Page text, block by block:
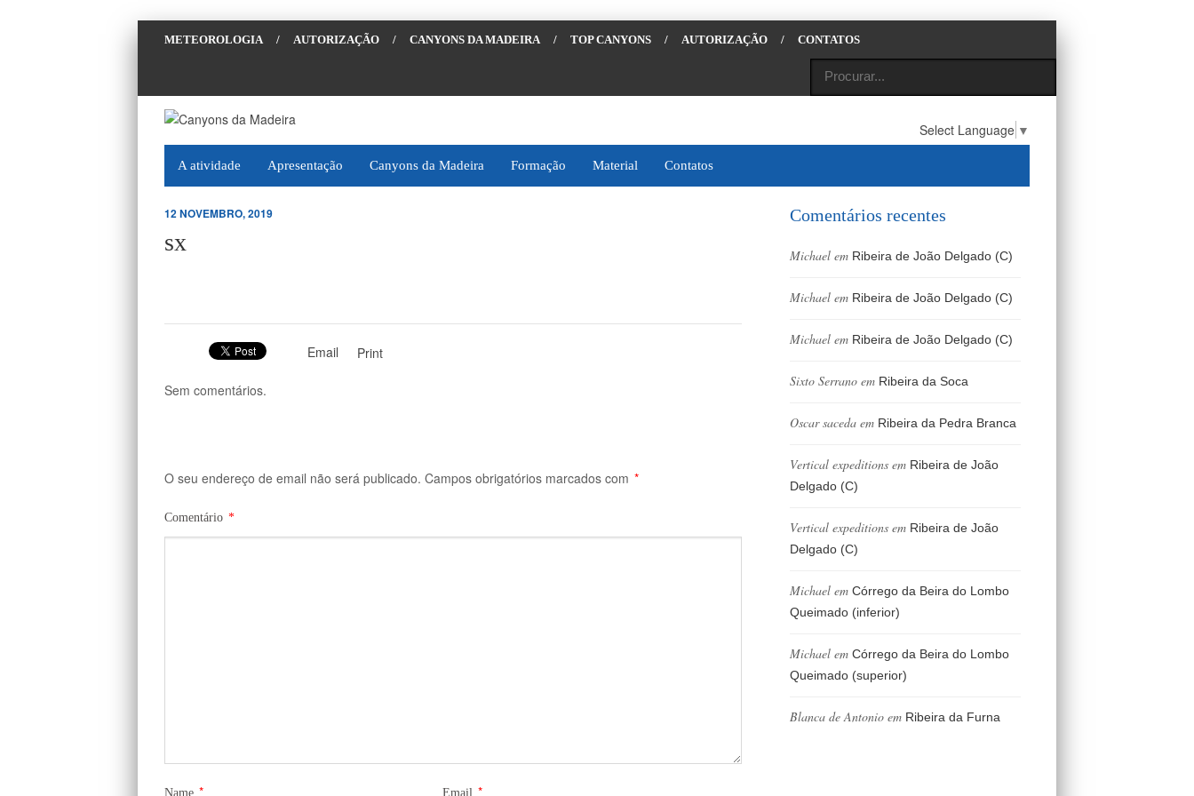
METEOROLOGIA / AUTORIZAÇÃO / CANYONS DA MADEIRA / TOP CANYONS / AUTORIZAÇÃO / CONTATOS
Select Language ▼
A atividade Apresentação Canyons da Madeira Formação Material Contatos
12 NOVEMBRO, 2019
sx
Email Print
Sem comentários.
O seu endereço de email não será publicado. Campos obrigatórios marcados com *
Comentário *
Name * Email *
Comentários recentes
Michael em Ribeira de João Delgado (C)
Michael em Ribeira de João Delgado (C)
Michael em Ribeira de João Delgado (C)
Sixto Serrano em Ribeira da Soca
Oscar saceda em Ribeira da Pedra Branca
Vertical expeditions em Ribeira de João
Delgado (C)
Vertical expeditions em Ribeira de João
Delgado (C)
Michael em Córrego da Beira do Lombo
Queimado (inferior)
Michael em Córrego da Beira do Lombo
Queimado (superior)
Blanca de Antonio em Ribeira da Furna